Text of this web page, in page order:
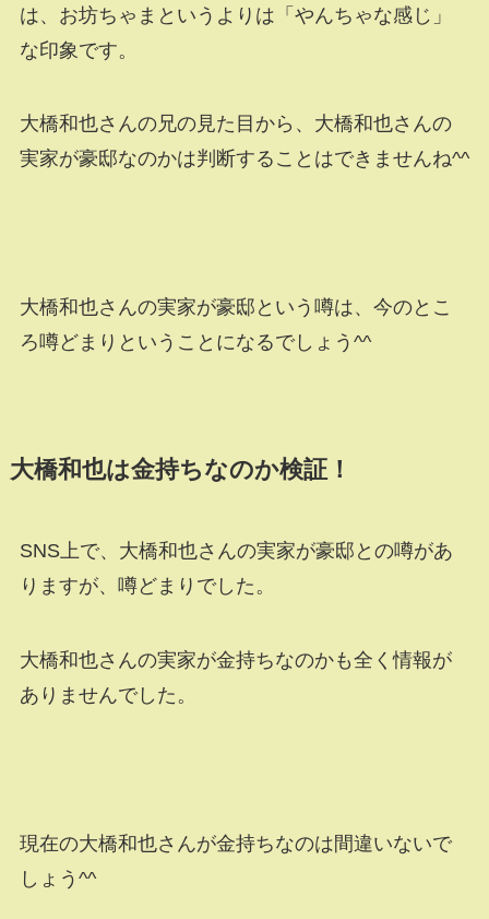
は、お坊ちゃまというよりは「やんちゃな感じ」
な印象です。
大橋和也さんの兄の見た目から、大橋和也さんの
実家が豪邸なのかは判断することはできませんね^^
大橋和也さんの実家が豪邸という噂は、今のとこ
ろ噂どまりということになるでしょう^^
大橋和也は金持ちなのか検証！
SNS上で、大橋和也さんの実家が豪邸との噂があ
りますが、噂どまりでした。
大橋和也さんの実家が金持ちなのかも全く情報が
ありませんでした。
現在の大橋和也さんが金持ちなのは間違いないで
しょう^^